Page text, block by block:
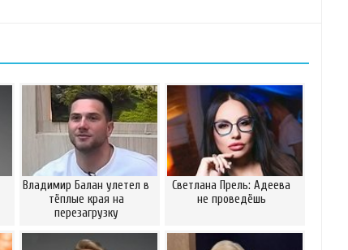
Владимир Балан улетел в
тёплые края на
перезагрузку
Светлана Прель: Адеева
не проведёшь